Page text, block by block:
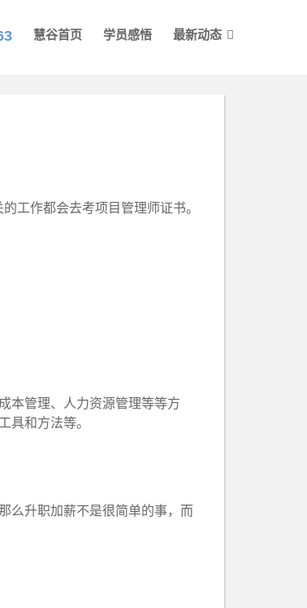
慧谷首页 学员感悟 最新动态
工作都会去考项目管理师证书。
本管理、人力资源管理等等方
和方法等。
么升职加薪不是很简单的事，而